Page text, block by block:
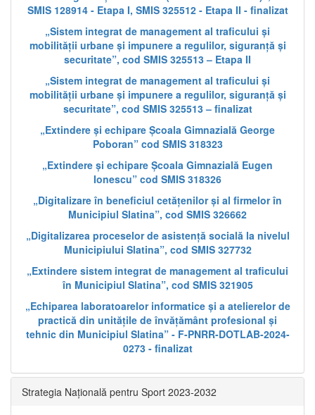
SMIS 128914 - Etapa I, SMIS 325512 - Etapa II - finalizat
„Sistem integrat de management al traficului și
mobilității urbane și impunere a regulilor, siguranță și
securitate”, cod SMIS 325513 – Etapa II
„Sistem integrat de management al traficului și
mobilității urbane și impunere a regulilor, siguranță și
securitate”, cod SMIS 325513 – finalizat
„Extindere și echipare Școala Gimnazială George
Poboran” cod SMIS 318323
„Extindere și echipare Școala Gimnazială Eugen
Ionescu” cod SMIS 318326
„Digitalizare în beneficiul cetățenilor și al firmelor în
Municipiul Slatina”, cod SMIS 326662
„Digitalizarea proceselor de asistență socială la nivelul
Municipiului Slatina”, cod SMIS 327732
„Extindere sistem integrat de management al traficului
în Municipiul Slatina”, cod SMIS 321905
„Echiparea laboratoarelor informatice și a atelierelor de
practică din unitățile de învățământ profesional și
tehnic din Municipiul Slatina” - F-PNRR-DOTLAB-2024-
0273 - finalizat
Strategia Națională pentru Sport 2023-2032